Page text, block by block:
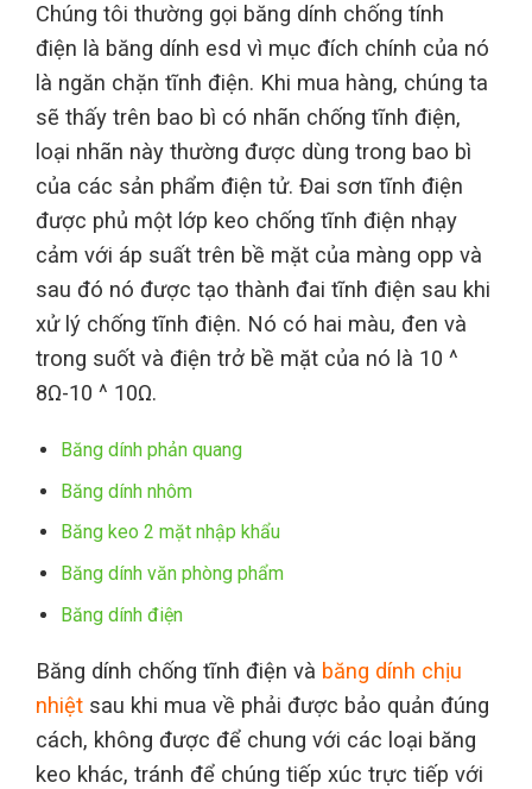
Chúng tôi thường gọi băng dính chống tính
điện là băng dính esd vì mục đích chính của nó
là ngăn chặn tĩnh điện. Khi mua hàng, chúng ta
sẽ thấy trên bao bì có nhãn chống tĩnh điện,
loại nhãn này thường được dùng trong bao bì
của các sản phẩm điện tử. Đai sơn tĩnh điện
được phủ một lớp keo chống tĩnh điện nhạy
cảm với áp suất trên bề mặt của màng opp và
sau đó nó được tạo thành đai tĩnh điện sau khi
xử lý chống tĩnh điện. Nó có hai màu, đen và
trong suốt và điện trở bề mặt của nó là 10 ^
8Ω-10 ^ 10Ω.
Băng dính phản quang
Băng dính nhôm
Băng keo 2 mặt nhập khẩu
Băng dính văn phòng phẩm
Băng dính điện
Băng dính chống tĩnh điện và băng dính chịu
nhiệt sau khi mua về phải được bảo quản đúng
cách, không được để chung với các loại băng
keo khác, tránh để chúng tiếp xúc trực tiếp với